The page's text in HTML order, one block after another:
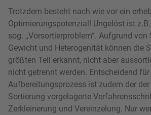
Trotzdem besteht nach wie vor ein
Optimierungspotenzial! Ungelöst ist
sog. „Vorsortierproblem“. Aufgrund von
Gewicht und Heterogenität können die
größten Teil erkannt, nicht aber
nicht getrennt werden. Entscheidend
Aufbereitungsprozess ist zudem der
Sortierung vorgelagerte
Zerkleinerung und Vereinzelung. Nur